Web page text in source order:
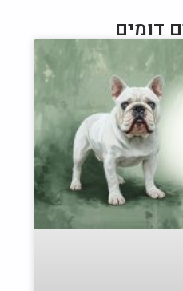
דומים